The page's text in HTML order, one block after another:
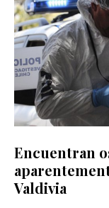
Encuentran
Valdivia